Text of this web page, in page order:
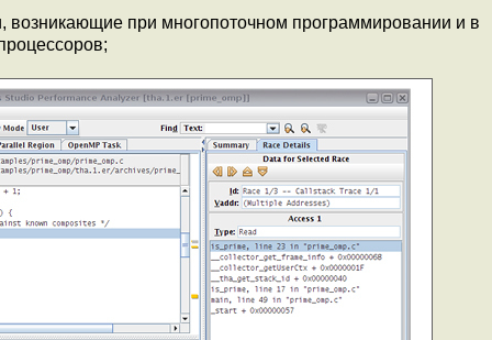
возникающие при многопоточном программировании и в